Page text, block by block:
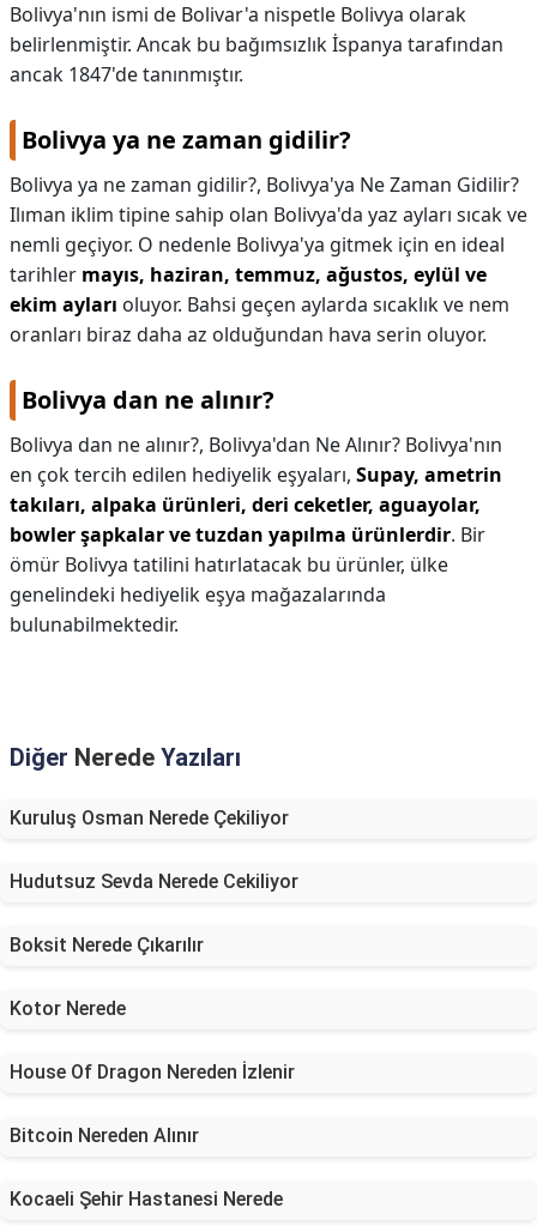
Bolivya'nın ismi de Bolivar'a nispetle Bolivya olarak
belirlenmiştir. Ancak bu bağımsızlık İspanya tarafından
ancak 1847'de tanınmıştır.
Bolivya ya ne zaman gidilir?
Bolivya ya ne zaman gidilir?, Bolivya'ya Ne Zaman Gidilir?
Ilıman iklim tipine sahip olan Bolivya'da yaz ayları sıcak ve
nemli geçiyor. O nedenle Bolivya'ya gitmek için en ideal
tarihler mayıs, haziran, temmuz, ağustos, eylül ve
ekim ayları oluyor. Bahsi geçen aylarda sıcaklık ve nem
oranları biraz daha az olduğundan hava serin oluyor.
Bolivya dan ne alınır?
Bolivya dan ne alınır?, Bolivya'dan Ne Alınır? Bolivya'nın
en çok tercih edilen hediyelik eşyaları, Supay, ametrin
takıları, alpaka ürünleri, deri ceketler, aguayolar,
bowler şapkalar ve tuzdan yapılma ürünlerdir. Bir
ömür Bolivya tatilini hatırlatacak bu ürünler, ülke
genelindeki hediyelik eşya mağazalarında
bulunabilmektedir.
Diğer Nerede Yazıları
Kuruluş Osman Nerede Çekiliyor
Hudutsuz Sevda Nerede Cekiliyor
Boksit Nerede Çıkarılır
Kotor Nerede
House Of Dragon Nereden İzlenir
Bitcoin Nereden Alınır
Kocaeli Şehir Hastanesi Nerede